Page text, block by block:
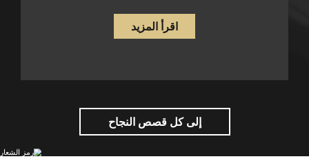
اقرأ المزيد
إلى كل قصص النجاح